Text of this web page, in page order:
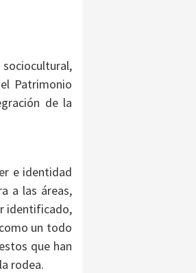
Patrimonio
de la
e identidad
a las áreas,
identificado,
un todo
que han
rodea.